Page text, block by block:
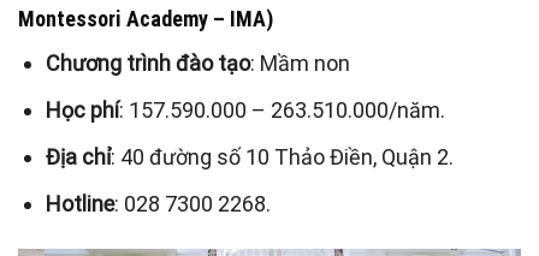
Montessori Academy – IMA)
Chương trình đào tạo: Mầm non
Học phí: 157.590.000 – 263.510.000/năm.
Địa chỉ: 40 đường số 10 Thảo Điền, Quận 2.
Hotline: 028 7300 2268.